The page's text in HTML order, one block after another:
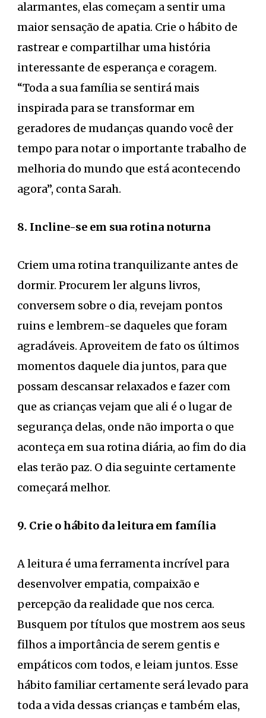
alarmantes, elas começam a sentir uma
maior sensação de apatia. Crie o hábito de
rastrear e compartilhar uma história
interessante de esperança e coragem.
“Toda a sua família se sentirá mais
inspirada para se transformar em
geradores de mudanças quando você der
tempo para notar o importante trabalho de
melhoria do mundo que está acontecendo
agora”, conta Sarah.
8. Incline-se em sua rotina noturna
Criem uma rotina tranquilizante antes de
dormir. Procurem ler alguns livros,
conversem sobre o dia, revejam pontos
ruins e lembrem-se daqueles que foram
agradáveis. Aproveitem de fato os últimos
momentos daquele dia juntos, para que
possam descansar relaxados e fazer com
que as crianças vejam que ali é o lugar de
segurança delas, onde não importa o que
aconteça em sua rotina diária, ao fim do dia
elas terão paz. O dia seguinte certamente
começará melhor.
9. Crie o hábito da leitura em família
A leitura é uma ferramenta incrível para
desenvolver empatia, compaixão e
percepção da realidade que nos cerca.
Busquem por títulos que mostrem aos seus
filhos a importância de serem gentis e
empáticos com todos, e leiam juntos. Esse
hábito familiar certamente será levado para
toda a vida dessas crianças e também elas,